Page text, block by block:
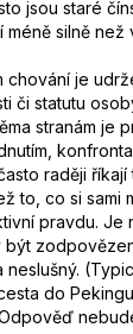
jsou staré
silně než
chování je
či statutu
stranám je
raději říkají
to, co si sami
pravdu. Je
do